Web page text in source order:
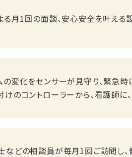
る月1回の面談、安心安全を叶える
の変化をセンサーが見守り、緊急
のコントローラーから、看護師に
などの相談員が毎月1回ご訪問し、